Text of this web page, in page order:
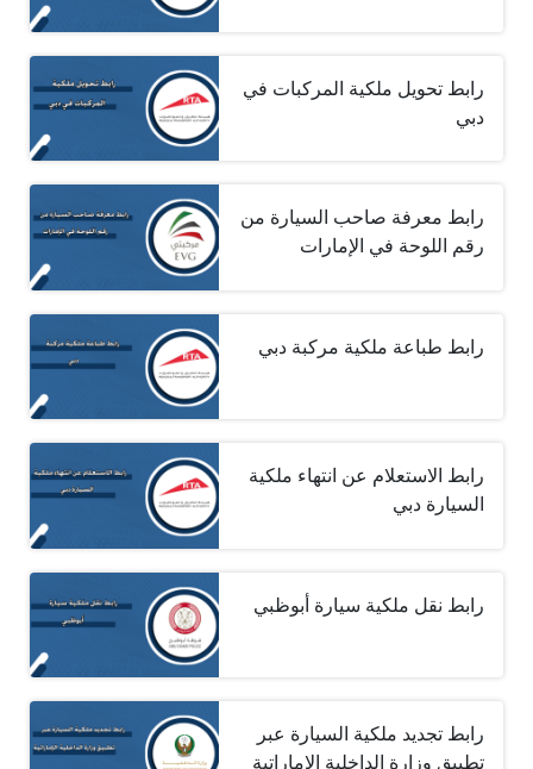
رابط تحويل ملكية المركبات في
دبي
رابط معرفة صاحب السيارة من
رقم اللوحة في الإمارات
رابط طباعة ملكية مركبة دبي
رابط الاستعلام عن انتهاء ملكية
السيارة دبي
رابط نقل ملكية سيارة أبوظبي
رابط تجديد ملكية السيارة عبر
تطبيق وزارة الداخلية الإماراتية